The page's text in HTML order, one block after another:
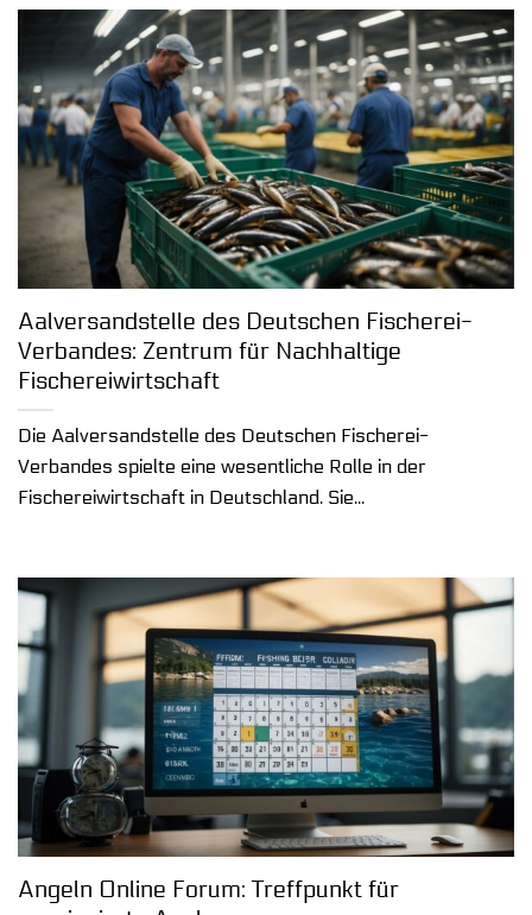
Aalversandstelle des Deutschen Fischerei-
Verbandes: Zentrum für Nachhaltige
Fischereiwirtschaft
Die Aalversandstelle des Deutschen Fischerei-
Verbandes spielte eine wesentliche Rolle in der
Fischereiwirtschaft in Deutschland. Sie...
Angeln Online Forum: Treffpunkt für